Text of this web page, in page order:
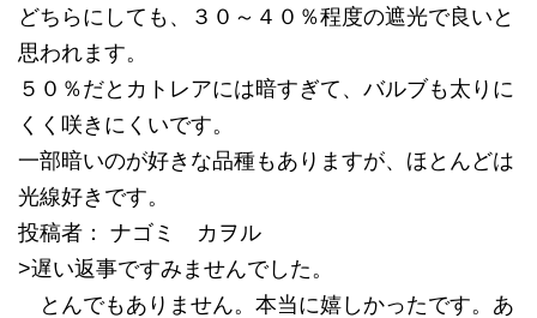
どちらにしても、３０～４０％程度の遮光で良いと
思われます。
５０％だとカトレアには暗すぎて、バルブも太りに
くく咲きにくいです。
一部暗いのが好きな品種もありますが、ほとんどは
光線好きです。
投稿者： ナゴミ カヲル
>遅い返事ですみませんでした。
とんでもありません。本当に嬉しかったです。あ